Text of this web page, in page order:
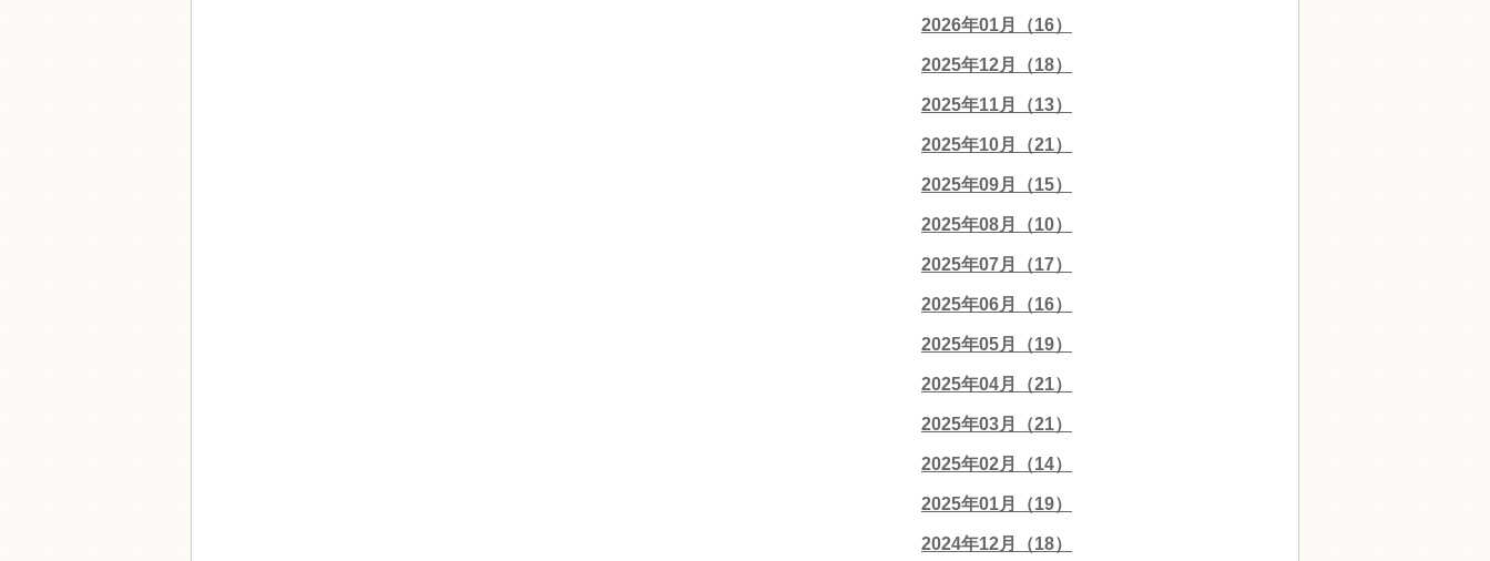
2026年01月（16）
2025年12月（18）
2025年11月（13）
2025年10月（21）
2025年09月（15）
2025年08月（10）
2025年07月（17）
2025年06月（16）
2025年05月（19）
2025年04月（21）
2025年03月（21）
2025年02月（14）
2025年01月（19）
2024年12月（18）